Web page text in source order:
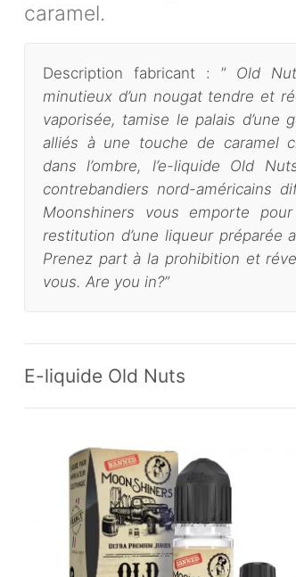
caramel.
Description fabricant : ” Old
minutieux d’un nougat tendre et
vaporisée, tamise le palais d’une
alliés à une touche de caramel
dans l’ombre, l’e-liquide Old
contrebandiers nord-américains
Moonshiners vous emporte
restitution d’une liqueur préparée
Prenez part à la prohibition et
vous. Are you in?”
E-liquide Old Nuts